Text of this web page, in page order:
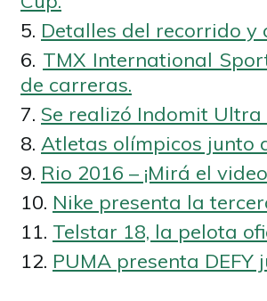
Detalles del recorrido y
TMX International
de carreras.
Se realizó Indomit
Atletas olímpicos junto
Rio 2016 – ¡Mirá el
Nike presenta la
Telstar 18, la pelota
PUMA presenta DEFY